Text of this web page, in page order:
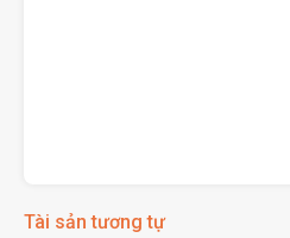
Tài sản tương tự